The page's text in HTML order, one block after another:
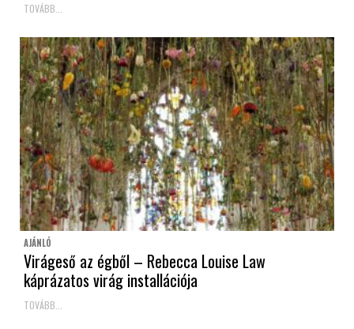
TOVÁBB...
AJÁNLÓ
Virágeső az égből – Rebecca Louise Law
káprázatos virág installációja
TOVÁBB...